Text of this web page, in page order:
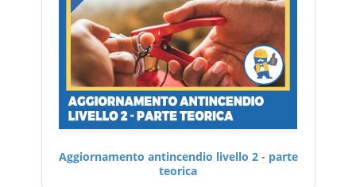
Aggiornamento antincendio livello 2 - parte
teorica